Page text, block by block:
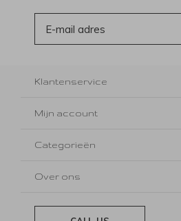
Klantenservice
Mijn account
Categorieën
Over ons